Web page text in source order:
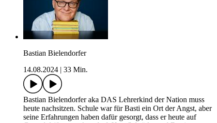
Bastian Bielendorfer
14.08.2024
33 Min.
Bastian Bielendorfer aka DAS Lehrerkind der Nation muss
heute nachsitzen. Schule war für Basti ein Ort der Angst, aber
seine Erfahrungen haben dafür gesorgt, dass er heute auf